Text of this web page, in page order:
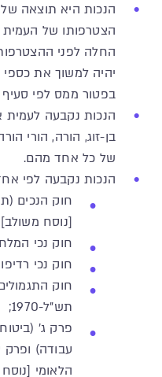
הנכות היא תוצאה
הצטרפותו של העמית
החלה לפני
יהיה למשוך את
בפטור ממס לפי סעיף
הנכות נקבעה לעמית
בן-זוג, הורה, הורי
של כל אחד מהם.
הנכות נקבעה לפי
[נוסח
חוק נכי
חוק נכי
חוק
תש"ל-1970;
הלאומי [נוסח